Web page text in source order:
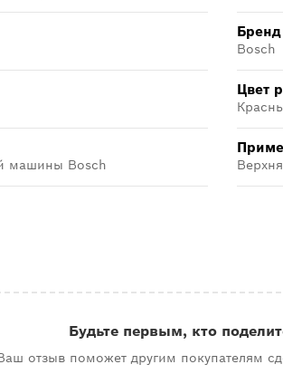
Бренд
Bosch
Цвет
машины Bosch
Будьте первым, кто
отзыв поможет другим покупателям